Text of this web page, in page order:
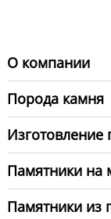
О компании
Порода камня
Изготовление
Памятники на
Памятники из